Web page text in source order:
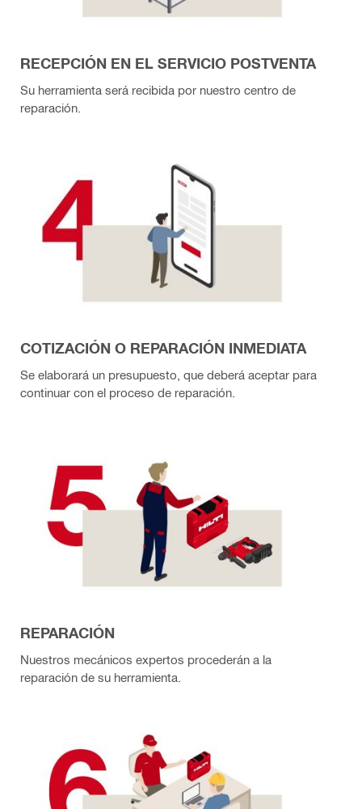
RECEPCIÓN EN EL SERVICIO POSTVENTA
Su herramienta será recibida por nuestro centro de
reparación.
COTIZACIÓN O REPARACIÓN INMEDIATA
Se elaborará un presupuesto, que deberá aceptar para
continuar con el proceso de reparación.
REPARACIÓN
Nuestros mecánicos expertos procederán a la
reparación de su herramienta.